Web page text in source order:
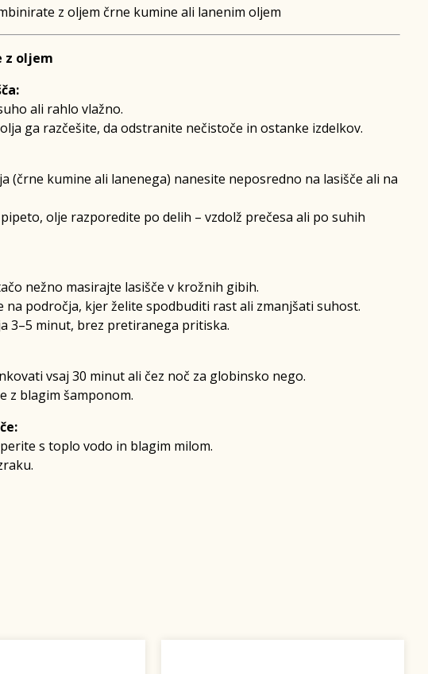
z oljem črne kumine ali lanenim oljem
z oljem
ali rahlo vlažno.
ga razčešite, da odstranite nečistoče in ostanke izdelkov.
(črne kumine ali lanenega) nanesite neposredno na lasišče ali na
olje razporedite po delih – vzdolž prečesa ali po suhih
nežno masirajte lasišče v krožnih gibih.
na področja, kjer želite spodbuditi rast ali zmanjšati suhost.
3–5 minut, brez pretiranega pritiska.
vsaj 30 minut ali čez noč za globinsko nego.
z blagim šamponom.
s toplo vodo in blagim milom.